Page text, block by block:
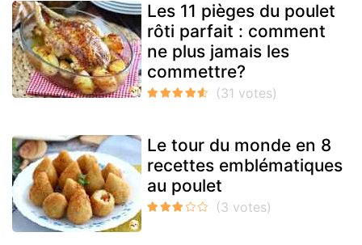
Les 11 pièges du poulet
rôti parfait : comment
ne plus jamais les
commettre?
Le tour du monde en 8
recettes emblématiques
au poulet